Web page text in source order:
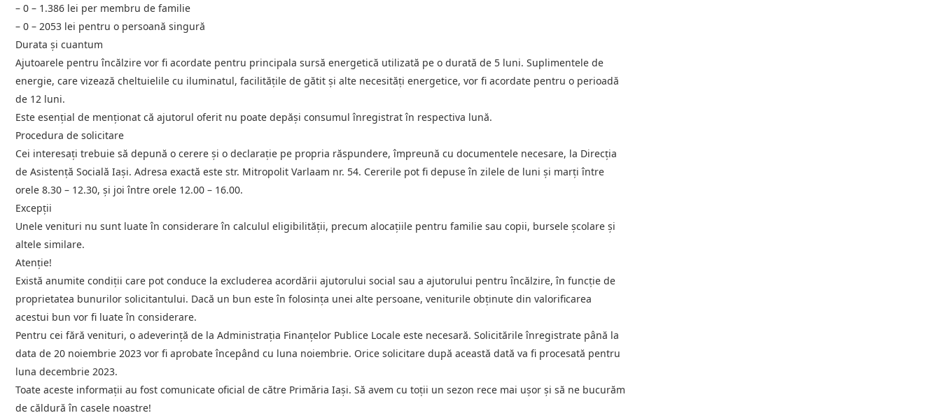
– 0 – 1.386 lei per membru de familie
– 0 – 2053 lei pentru o persoană singură
Durata și cuantum
Ajutoarele pentru încălzire vor fi acordate pentru principala sursă energetică utilizată pe o durată de 5 luni. Suplimentele de
energie, care vizează cheltuielile cu iluminatul, facilitățile de gătit și alte necesități energetice, vor fi acordate pentru o perioadă
de 12 luni.
Este esențial de menționat că ajutorul oferit nu poate depăși consumul înregistrat în respectiva lună.
Procedura de solicitare
Cei interesați trebuie să depună o cerere și o declarație pe propria răspundere, împreună cu documentele necesare, la Direcția
de Asistență Socială Iași. Adresa exactă este str. Mitropolit Varlaam nr. 54. Cererile pot fi depuse în zilele de luni și marți între
orele 8.30 – 12.30, și joi între orele 12.00 – 16.00.
Excepții
Unele venituri nu sunt luate în considerare în calculul eligibilității, precum alocațiile pentru familie sau copii, bursele școlare și
altele similare.
Atenție!
Există anumite condiții care pot conduce la excluderea acordării ajutorului social sau a ajutorului pentru încălzire, în funcție de
proprietatea bunurilor solicitantului. Dacă un bun este în folosința unei alte persoane, veniturile obținute din valorificarea
acestui bun vor fi luate în considerare.
Pentru cei fără venituri, o adeverință de la Administrația Finanțelor Publice Locale este necesară. Solicitările înregistrate până la
data de 20 noiembrie 2023 vor fi aprobate începând cu luna noiembrie. Orice solicitare după această dată va fi procesată pentru
luna decembrie 2023.
Toate aceste informații au fost comunicate oficial de către Primăria Iași. Să avem cu toții un sezon rece mai ușor și să ne bucurăm
de căldură în casele noastre!